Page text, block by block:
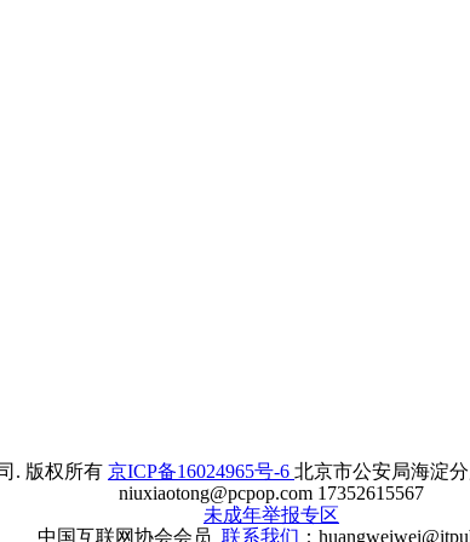
. 版权所有 京ICP备16024965号-6 北京市公安局海淀
niuxiaotong@pcpop.com 17352615567
未成年举报专区
中国互联网协会会员 联系我们 ：